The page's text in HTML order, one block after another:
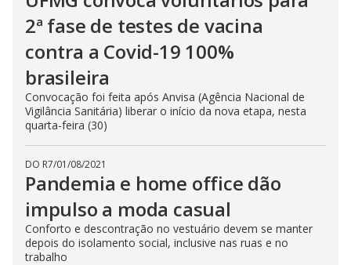
2ª fase de testes de vacina
contra a Covid-19 100%
brasileira
Convocação foi feita após Anvisa (Agência Nacional de
Vigilância Sanitária) liberar o início da nova etapa, nesta
quarta-feira (30)
DO R7/01/08/2021
Pandemia e home office dão
impulso a moda casual
Conforto e descontração no vestuário devem se manter
depois do isolamento social, inclusive nas ruas e no
trabalho